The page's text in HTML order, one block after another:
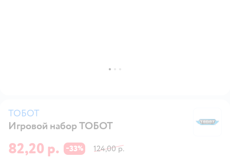
ТОБОТ
Игровой набор ТОБОТ
82,20 р. −33%
124,00 р.